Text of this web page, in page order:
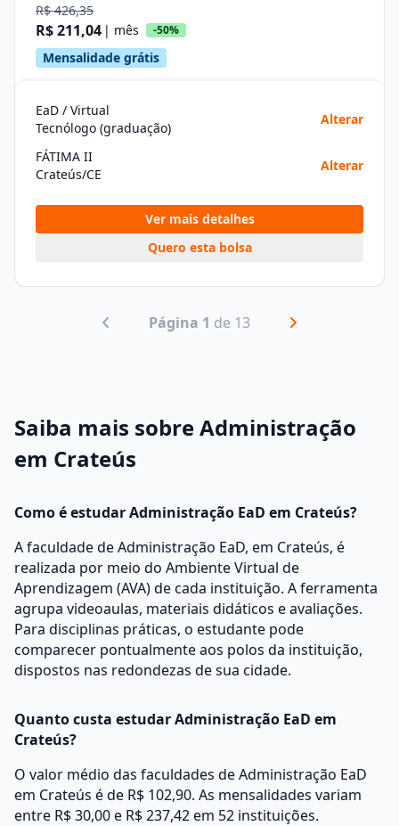
R$ 426,35
R$ 211,04 | mês -50%
Mensalidade grátis
EaD / Virtual
Tecnólogo (graduação)
Alterar
FÁTIMA II
Crateús/CE
Alterar
Ver mais detalhes
Quero esta bolsa
Página 1 de 13
Saiba mais sobre Administração
em Crateús
Como é estudar Administração EaD em Crateús?
A faculdade de Administração EaD, em Crateús, é
realizada por meio do Ambiente Virtual de
Aprendizagem (AVA) de cada instituição. A ferramenta
agrupa videoaulas, materiais didáticos e avaliações.
Para disciplinas práticas, o estudante pode
comparecer pontualmente aos polos da instituição,
dispostos nas redondezas de sua cidade.
Quanto custa estudar Administração EaD em
Crateús?
O valor médio das faculdades de Administração EaD
em Crateús é de R$ 102,90. As mensalidades variam
entre R$ 30,00 e R$ 237,42 em 52 instituições.